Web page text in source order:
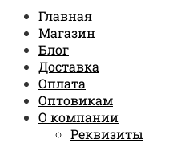
Главная
Магазин
Блог
Доставка
Оплата
Оптовикам
О компании
Реквизиты